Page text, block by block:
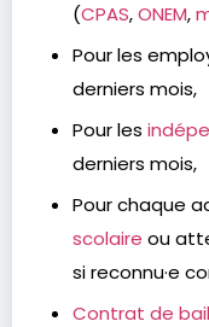
(CPAS,ONEM,
Pour les
derniers mois,
Pour les
derniers mois,
Pour chaque
scolaire ou
si reconnu·e
Contrat de bail